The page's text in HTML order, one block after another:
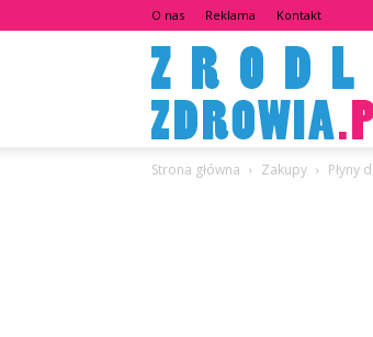
O nas Reklama Kontakt
Strona główna Zakupy Płyny